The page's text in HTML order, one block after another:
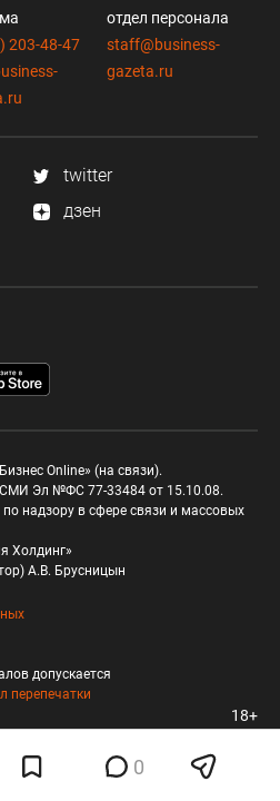
0
203-48-47
отдел персонала
staff@business-
gazeta.ru
twitter
дзен
Online» (на связи).
СМИ Эл №ФС 77-33484 от 15.10.08.
надзору в сфере связи и массовых
Холдинг»
А.В. Брусницын
допускается
перепечатки
18+